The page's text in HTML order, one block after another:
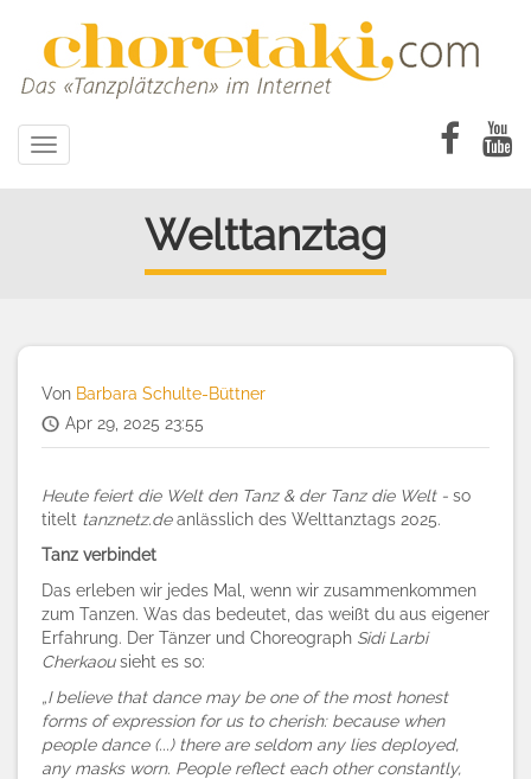
Toggle
navigation
Welttanztag
Von Barbara Schulte-Büttner
Apr 29, 2025 23:55
Heute feiert die Welt den Tanz & der Tanz die Welt - so
titelt tanznetz.deanlässlich des Welttanztags 2025.
Tanz verbindet
Das erleben wir jedes Mal, wenn wir zusammenkommen
zum Tanzen. Was das bedeutet, das weißt du aus eigener
Erfahrung. Der Tänzer und Choreograph Sidi Larbi
Cherkaousieht es so:
„I believe that dance may be one of the most honest
forms of expression for us to cherish: because when
people dance (...) there are seldom any lies deployed,
any masks worn. People reflect each other constantly,